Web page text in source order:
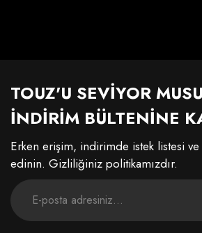
TOUZ'U SEVİYOR
İNDİRİM BÜLTENİNE
Erken erişim, indirimde istek listesi ve
edinin. Gizliliğiniz politikamızdır.